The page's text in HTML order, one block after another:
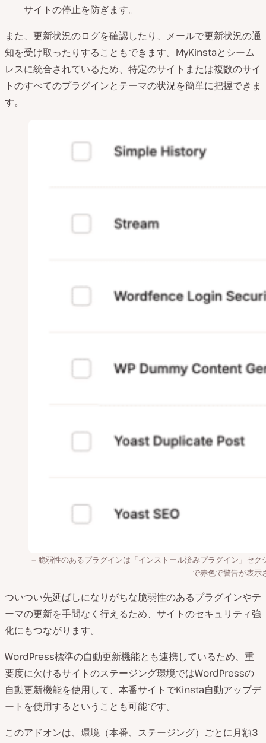
サイトの停止を防ぎます。
また、更新状況のログを確認したり、メールで更新状況の通
知を受け取ったりすることもできます。MyKinstaとシーム
レスに統合されているため、特定のサイトまたは複数のサイ
トのすべてのプラグインとテーマの状況を簡単に把握できま
す。
脆弱性のあるプラグインは「インストール済みプラグイン」セク
で赤色で警告が表示
ついつい先延ばしになりがちな脆弱性のあるプラグインやテ
ーマの更新を手間なく行えるため、サイトのセキュリティ強
化にもつながります。
WordPress標準の自動更新機能とも連携しているため、重
要度に欠けるサイトのステージング環境ではWordPressの
自動更新機能を使用して、本番サイトでKinsta自動アップデ
ートを使用するということも可能です。
このアドオンは、環境（本番、ステージング）ごとに月額3